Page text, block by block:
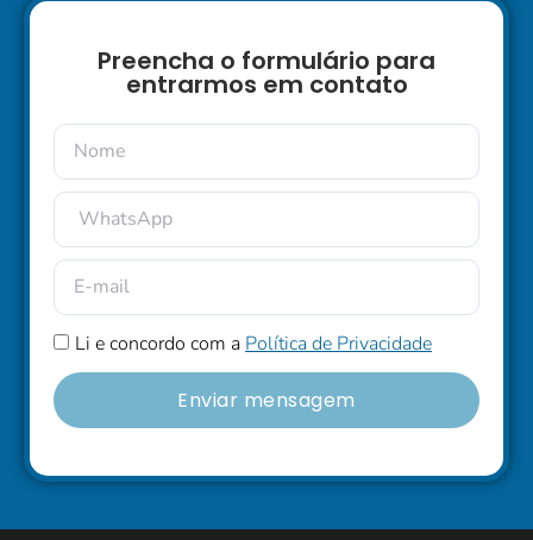
Preencha o formulário para
entrarmos em contato
Li e concordo com a Política de Privacidade
Enviar mensagem